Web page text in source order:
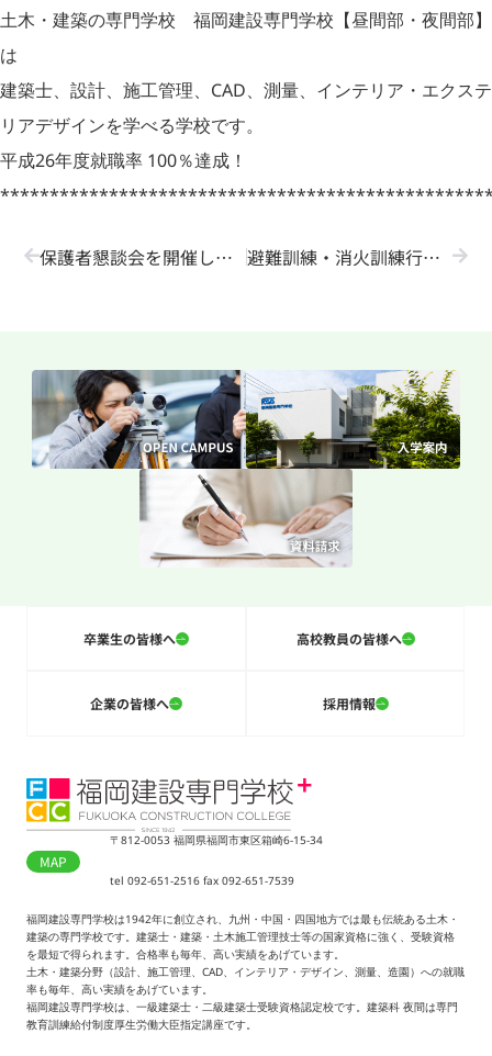
土木・建築の専門学校 福岡建設専門学校【昼間部・夜間部】
は
建築士、設計、施工管理、CAD、測量、インテリア・エクステ
リアデザインを学べる学校です。
平成26年度就職率 100％達成！
保護者懇談会を開催しました！ 避難訓練・消火訓練行いました！
卒業生の皆様へ 高校教員の皆様へ
企業の皆様へ 採用情報
〒812-0053 福岡県福岡市東区箱崎6-15-34
MAP
tel 092-651-2516 fax 092-651-7539
福岡建設専門学校は1942年に創立され、九州・中国・四国地方では最も伝統ある土木・
建築の専門学校です。建築士・建築・土木施工管理技士等の国家資格に強く、受験資格
を最短で得られます。合格率も毎年、高い実績をあげています。
土木・建築分野（設計、施工管理、CAD、インテリア・デザイン、測量、造園）への就職
率も毎年、高い実績をあげています。
福岡建設専門学校は、一級建築士・二級建築士受験資格認定校です。建築科 夜間は専門
教育訓練給付制度厚生労働大臣指定講座です。